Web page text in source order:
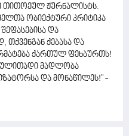
თითოეულ ჟურნალისტს.
ობიექტური კრიტიკა
და
თქვენგან ქებასა და
ქართულ ფეხბურთს!
მადლობა
და მონაწილეს!" -